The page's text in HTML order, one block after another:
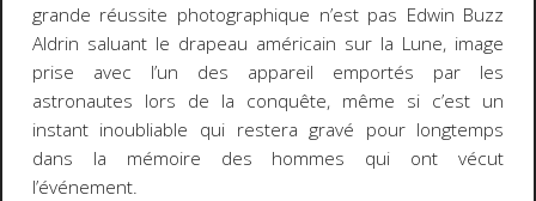
grande réussite photographique n’est pas Edwin Buzz
Aldrin saluant le drapeau américain sur la Lune, image
prise avec l’un des appareil emportés par les
astronautes lors de la conquête, même si c’est un
instant inoubliable qui restera gravé pour longtemps
dans la mémoire des hommes qui ont vécut
l’événement.